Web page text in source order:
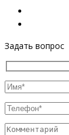
Задать вопрос